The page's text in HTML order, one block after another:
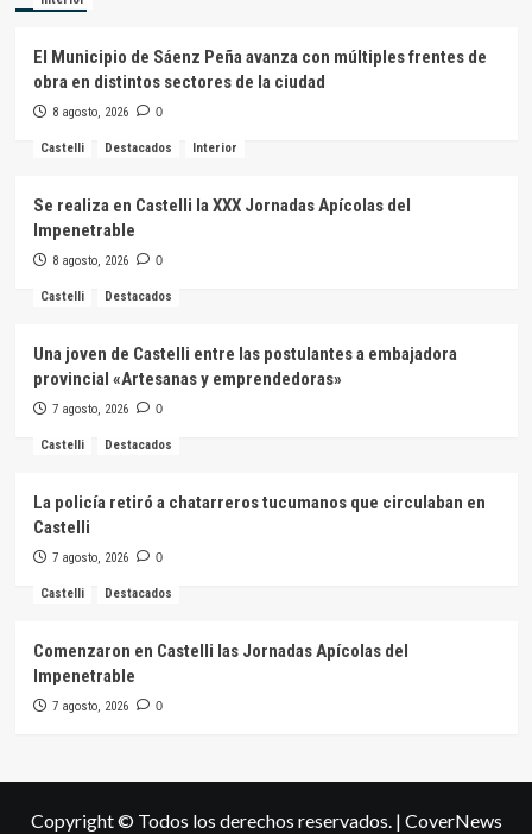
El Municipio de Sáenz Peña avanza con múltiples frentes de
obra en distintos sectores de la ciudad
8 agosto, 2026 0
Castelli Destacados Interior
Se realiza en Castelli la XXX Jornadas Apícolas del
Impenetrable
8 agosto, 2026 0
Castelli Destacados
Una joven de Castelli entre las postulantes a embajadora
provincial «Artesanas y emprendedoras»
7 agosto, 2026 0
Castelli Destacados
La policía retiró a chatarreros tucumanos que circulaban en
Castelli
7 agosto, 2026 0
Castelli Destacados
Comenzaron en Castelli las Jornadas Apícolas del
Impenetrable
7 agosto, 2026 0
Copyright © Todos los derechos reservados. | CoverNews